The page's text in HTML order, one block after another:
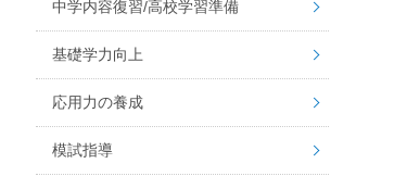
中学内容復習/高校学習準備
基礎学力向上
応用力の養成
模試指導